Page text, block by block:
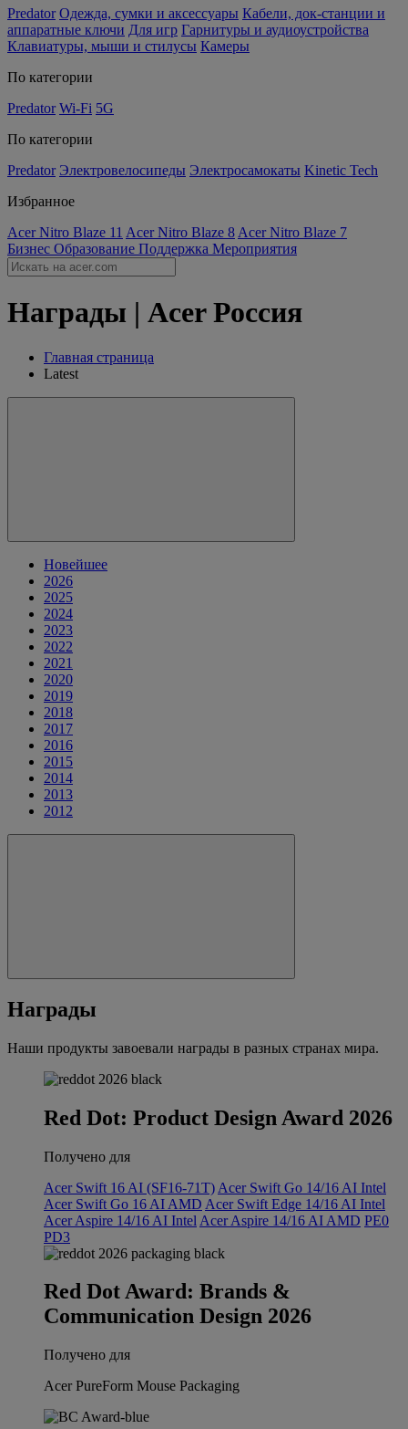
Predator Одежда, сумки и аксессуары Кабели, док-станции и
аппаратные ключи Для игр Гарнитуры и аудиоустройства
Клавиатуры, мыши и стилусы Камеры
По категории
Predator Wi-Fi 5G
По категории
Predator Электровелосипеды Электросамокаты Kinetic Tech
Избранное
Acer Nitro Blaze 11 Acer Nitro Blaze 8 Acer Nitro Blaze 7
Бизнес Образование Поддержка Мероприятия
Награды | Acer Россия
Главная страница
Latest
Новейшее
2026
2025
2024
2023
2022
2021
2020
2019
2018
2017
2016
2015
2014
2013
2012
Награды
Наши продукты завоевали награды в разных странах мира.
Red Dot: Product Design Award 2026
Получено для
Acer Swift 16 AI (SF16-71T) Acer Swift Go 14/16 AI Intel
Acer Swift Go 16 AI AMD Acer Swift Edge 14/16 AI Intel
Acer Aspire 14/16 AI Intel Acer Aspire 14/16 AI AMD PE0
PD3
Red Dot Award: Brands &
Communication Design 2026
Получено для
Acer PureForm Mouse Packaging